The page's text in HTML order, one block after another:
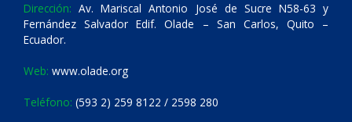
Dirección: Av. Mariscal Antonio José de Sucre N58-63 y
Fernández Salvador Edif. Olade – San Carlos, Quito –
Ecuador.
Web: www.olade.org
Teléfono: (593 2) 259 8122 / 2598 280